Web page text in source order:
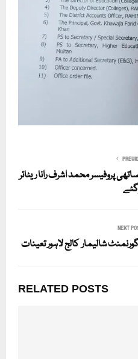
پروفیسر محمد اشرف رانا ریٹائر
NEXT
شالیمار کالج لاہور تعینات
RELATED POSTS